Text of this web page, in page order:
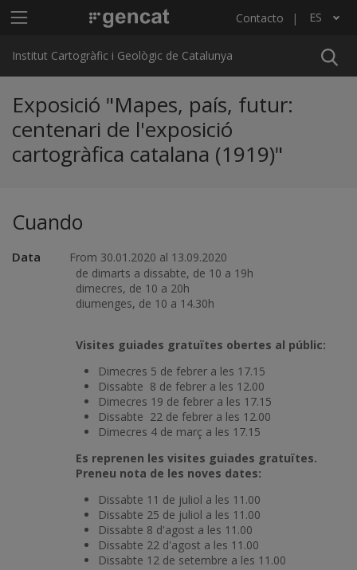
Menú principal ICGC Contacto ES
Lista adicional de acciones
Institut Cartogràfic i Geològic de Catalunya
Exposició "Mapes, país, futur:
centenari de l'exposició
cartogràfica catalana (1919)"
Cuando
Data From 30.01.2020 al 13.09.2020
de dimarts a dissabte, de 10 a 19h
dimecres, de 10 a 20h
diumenges, de 10 a 14.30h
Visites guiades gratuïtes obertes al públic:
Dimecres 5 de febrer a les 17.15
Dissabte 8 de febrer a les 12.00
Dimecres 19 de febrer a les 17.15
Dissabte 22 de febrer a les 12.00
Dimecres 4 de març a les 17.15
Es reprenen les visites guiades gratuïtes.
Preneu nota de les noves dates:
Dissabte 11 de juliol a les 11.00
Dissabte 25 de juliol a les 11.00
Dissabte 8 d'agost a les 11.00
Dissabte 22 d'agost a les 11.00
Dissabte 12 de setembre a les 11.00